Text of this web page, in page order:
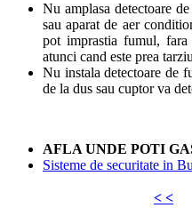
Nu amplasa detectoare
sau aparat de aer
pot imprastia fumul, fara
atunci cand este prea
Nu instala detectoare de
de la dus sau cuptor va
AFLA UNDE POTI
Sisteme de securitate in
< <